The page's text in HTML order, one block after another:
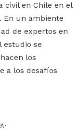
civil en Chile en el
En un ambiente
de expertos en
estudio se
los
a los desafíos